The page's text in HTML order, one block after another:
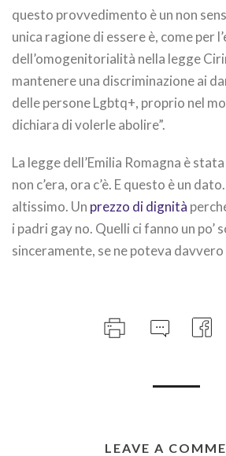
questo provvedimento è un non
unica ragione di essere è, come per
dell’omogenitorialità nella legge
mantenere una discriminazione ai
delle persone Lgbtq+, proprio nel
dichiara di volerle abolire”.
La legge dell’Emilia Romagna è
non c’era, ora c’è. E questo è un
altissimo. Un prezzo di dignità
i padri gay no. Quelli ci fanno un po’
sinceramente, se ne poteva
LEAVE A